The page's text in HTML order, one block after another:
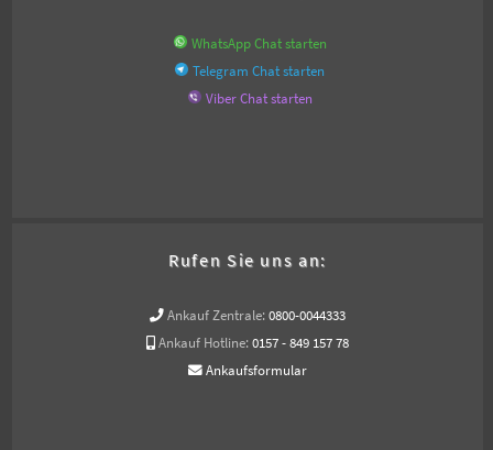
WhatsApp Chat starten
Telegram Chat starten
Viber Chat starten
Rufen Sie uns an:
Ankauf Zentrale: 0800-0044333
Ankauf Hotline: 0157 - 849 157 78
Ankaufsformular